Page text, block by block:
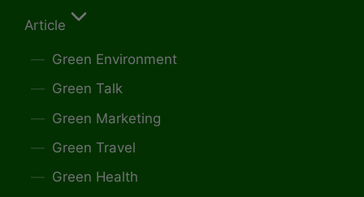
Article
Green Environment
Green Talk
Green Marketing
Green Travel
Green Health